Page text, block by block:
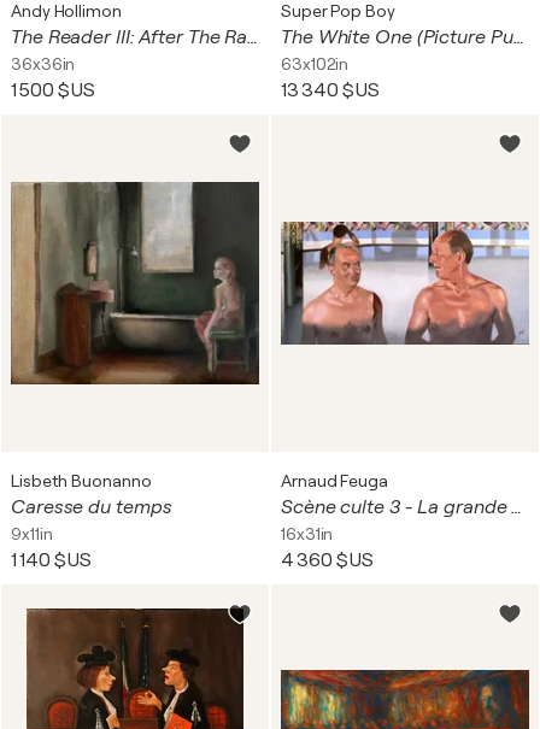
Andy Hollimon
The Reader III: After The Rain, The Infiniti Arazzo and The Voyeur
36x36in
1 500 $US
Super Pop Boy
The White One (Picture Puzzle / Find the 7 mistakes!) / Das Weise Bild (Fehlersuchbild / Finde die 7 Fehler / Pop Art / Roy Lichtenstein Andy Warhol style)
63x102in
13 340 $US
Lisbeth Buonanno
Caresse du temps
9x11in
1 140 $US
Arnaud Feuga
Scène culte 3 - La grande vadrouille
16x31in
4 360 $US